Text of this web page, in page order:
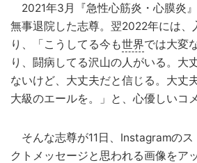
2021年3月『急性心筋炎・心膜炎
無事退院した志尊。翌2022年には、
り、「こうしてる今も世界では大変
り、闘病してる沢山の人がいる。大
ないけど、大丈夫だと信じる。大丈
大級のエールを。」と、心優しいコ
そんな志尊が11日、Instagramのス
クトメッセージと思われる画像をア